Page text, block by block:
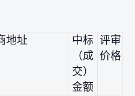
地址
中标
（成
交）
金额
评审
价格